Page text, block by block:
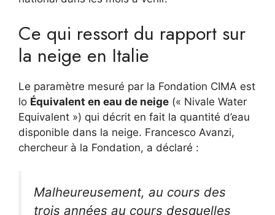
Ce qui ressort du rapport sur
la neige en Italie
Le paramètre mesuré par la Fondation CIMA est
lo Équivalent en eau de neige (« Nivale Water
Equivalent ») qui décrit en fait la quantité d’eau
disponible dans la neige. Francesco Avanzi,
chercheur à la Fondation, a déclaré :
Malheureusement, au cours des
trois années au cours desquelles